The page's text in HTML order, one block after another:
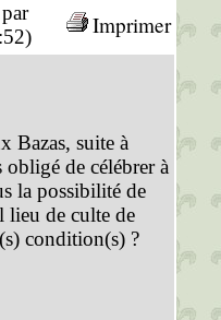
par
Imprimer
Bazas, suite à
de célébrer à
la possibilité de
lieu de culte de
condition(s) ?